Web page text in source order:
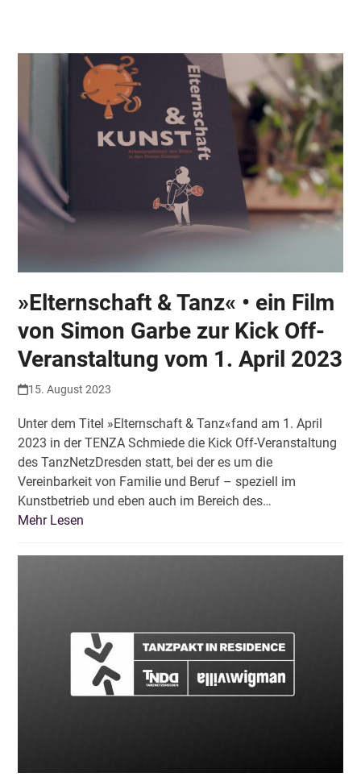
menu
menu
»Elternschaft & Tanz« • ein Film
von Simon Garbe zur Kick Off-
Veranstaltung vom 1. April 2023
15. August 2023
Unter dem Titel »Elternschaft & Tanz«fand am 1. April
2023 in der TENZA Schmiede die Kick Off-Veranstaltung
des TanzNetzDresden statt, bei der es um die
Vereinbarkeit von Familie und Beruf – speziell im
Kunstbetrieb und eben auch im Bereich des…
Mehr Lesen